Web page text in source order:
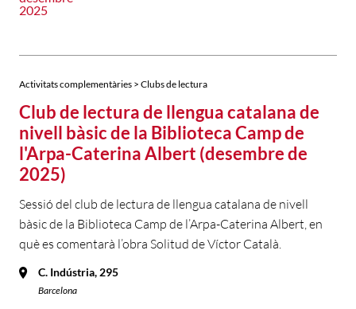
2025
Activitats complementàries > Clubs de lectura
Club de lectura de llengua catalana de
nivell bàsic de la Biblioteca Camp de
l'Arpa-Caterina Albert (desembre de
2025)
Sessió del club de lectura de llengua catalana de nivell
bàsic de la Biblioteca Camp de l’Arpa-Caterina Albert, en
què es comentarà l’obra Solitud de Víctor Català.
C. Indústria, 295
Barcelona